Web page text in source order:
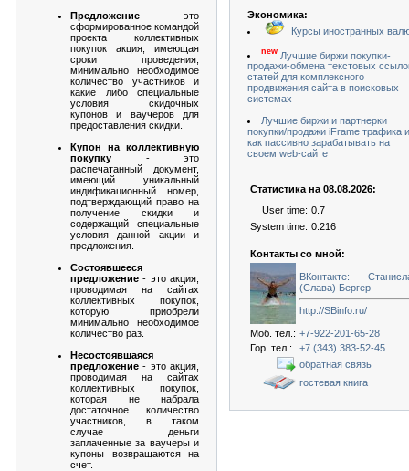
Предложение - это
сформированное командой
проекта коллективных
покупок акция, имеющая
сроки проведения,
минимально необходимое
количество участников и
какие либо специальные
условия скидочных
купонов и ваучеров для
предоставления скидки.
Купон на коллективную
покупку - это
распечатанный документ,
имеющий уникальный
индификационный номер,
подтверждающий право на
получение скидки и
содержащий специальные
условия данной акции и
предложения.
Состоявшееся
предложение - это акция,
проводимая на сайтах
коллективных покупок,
которую приобрели
минимально необходимое
количество раз.
Несостоявшаяся
предложение - это акция,
проводимая на сайтах
коллективных покупок,
которая не набрала
достаточное количество
участников, в таком
случае деньги
заплаченные за ваучеры и
купоны возвращаются на
счет.
Экономика:
Курсы иностранных
new Лучшие биржи покупки-
продажи-обмена текстовых
статей для комплексного
продвижения сайта в поисковых
системах
Лучшие биржи и партнерки
покупки/продажи iFrame трафика
как пассивно зарабатывать на
своем web-сайте
Статистика на 08.08.2026:
User time: 0.7
System time: 0.216
Контакты со мной:
ВКонтакте:
(Слава) Бергер
http://SBinfo.ru/
Моб. тел.: +7-922-201-65-28
Гор. тел.:
+7 (343) 383-52-45
обратная связь
гостевая книга